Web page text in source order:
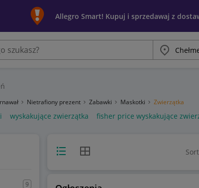
Allegro Smart! Kupuj i sprzedawaj z
Miasto
Nietrafiony prezent Zabawki Maskotki Zwierzątka
wyskakujące zwierzątka fisher price wyskakujące
9
Widok listyWidok siatki